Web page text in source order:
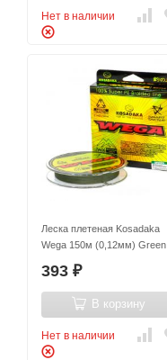
Нет в наличии
Леска плетеная Kosadaka
Wega 150м (0,12мм) Green
393 ₽
В корзину
Нет в наличии